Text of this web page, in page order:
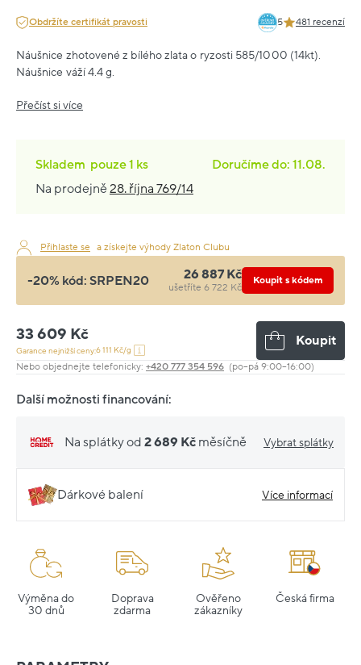
Obdržíte certifikát pravosti 5 481 recenzí
Náušnice zhotovené z bílého zlata o ryzosti 585/1000 (14kt).
Náušnice váží 4.4 g.
Přečíst si více
Skladem pouze1 ks
Doručíme do: 11.08.
Na prodejně28. října 769/14
Přihlaste se a získejte výhody Zlaton Clubu
-20% kód: SRPEN20 26 887 Kč
ušetříte 6 722 Kč
Koupit s kódem
33 609 Kč
Garance nejnižší ceny:6 111 Kč/g
Koupit
Nebo objednejte telefonicky: +420 777 354 596 (po–pá 9:00–16:00)
Další možnosti financování:
Na splátky od 2 689 Kč měsíčně Vybrat splátky
Dárkové balení Více informací
Výměna do
30 dnů
Doprava
zdarma
Ověřeno
zákazníky
Česká firma